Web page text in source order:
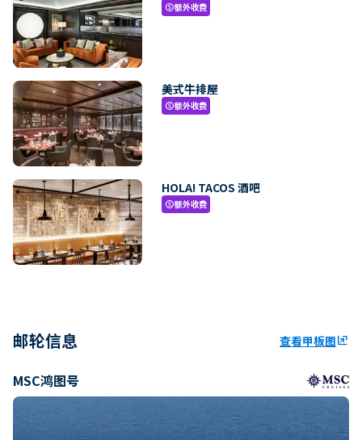
paid额外收费
美式牛排屋
paid额外收费
HOLA! TACOS 酒吧
paid额外收费
邮轮信息 查看甲板图ungroup
MSC鸿图号